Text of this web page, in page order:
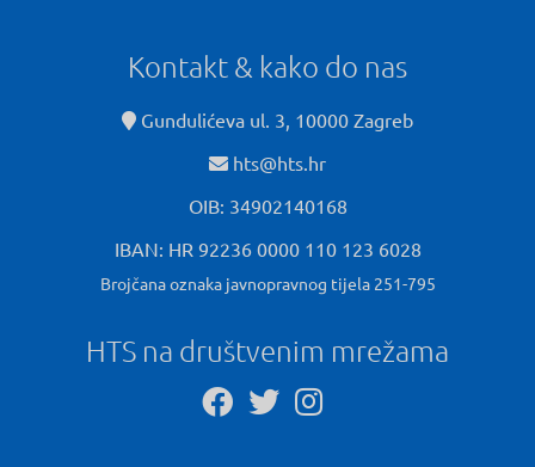
Kontakt & kako do nas
Gundulićeva ul. 3, 10000 Zagreb
hts@hts.hr
OIB: 34902140168
IBAN: HR 92236 0000 110 123 6028
Brojčana oznaka javnopravnog tijela 251-795
HTS na društvenim mrežama